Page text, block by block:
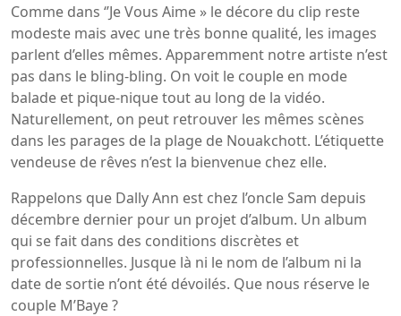
Comme dans ‘’Je Vous Aime » le décore du clip reste
modeste mais avec une très bonne qualité, les images
parlent d’elles mêmes. Apparemment notre artiste n’est
pas dans le bling-bling. On voit le couple en mode
balade et pique-nique tout au long de la vidéo.
Naturellement, on peut retrouver les mêmes scènes
dans les parages de la plage de Nouakchott. L’étiquette
vendeuse de rêves n’est la bienvenue chez elle.
Rappelons que Dally Ann est chez l’oncle Sam depuis
décembre dernier pour un projet d’album. Un album
qui se fait dans des conditions discrètes et
professionnelles. Jusque là ni le nom de l’album ni la
date de sortie n’ont été dévoilés. Que nous réserve le
couple M’Baye ?